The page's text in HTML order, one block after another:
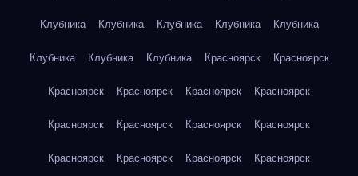
Клубника Клубника Клубника Клубника Клубника
Клубника Клубника Клубника Красноярск Красноярск
Красноярск Красноярск Красноярск Красноярск
Красноярск Красноярск Красноярск Красноярск
Красноярск Красноярск Красноярск Красноярск